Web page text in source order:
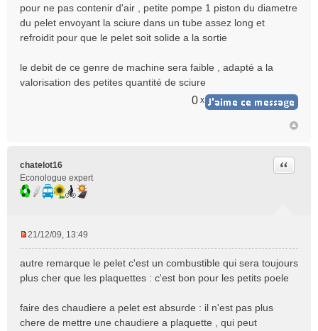
pour ne pas contenir d'air , petite pompe 1 piston du diametre
du pelet envoyant la sciure dans un tube assez long et
refroidit pour que le pelet soit solide a la sortie
le debit de ce genre de machine sera faible , adapté a la
valorisation des petites quantité de sciure
0 x
chatelot16
Econologue expert
Citer
s
s
g
e
21/12/09, 13:49
autre remarque le pelet c'est un combustible qui sera toujours
plus cher que les plaquettes : c'est bon pour les petits poele
faire des chaudiere a pelet est absurde : il n'est pas plus
chere de mettre une chaudiere a plaquette , qui peut